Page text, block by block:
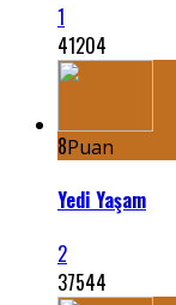
1
41204
8Puan
Yedi Yaşam
2
37544